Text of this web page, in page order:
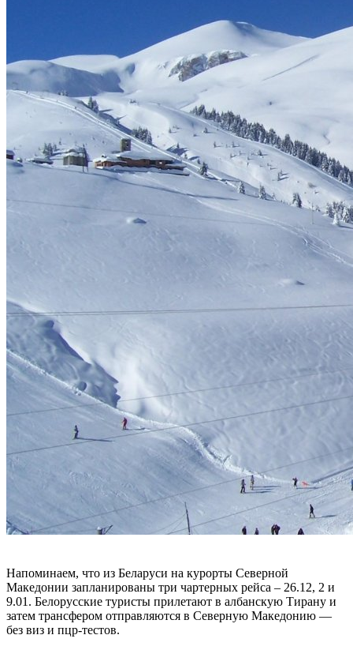
Напоминаем, что из Беларуси на курорты Северной
Македонии запланированы три чартерных рейса – 26.12, 2 и
9.01. Белорусские туристы прилетают в албанскую Тирану и
затем трансфером отправляются в Северную Македонию —
без виз и пцр-тестов.